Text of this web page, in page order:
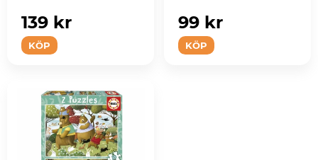
KÖP
139 kr
KÖP
99 kr